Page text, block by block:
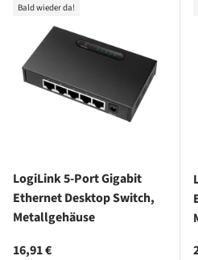
Bald wieder da!
LogiLink 5-Port Gigabit
Ethernet Desktop Switch,
Metallgehäuse
Normaler Preis
16,91 €